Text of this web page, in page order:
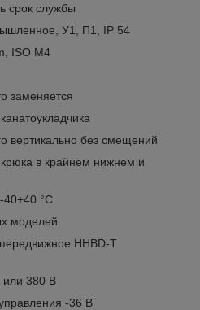
срок службы
У1, П1, IP 54
ISO M4
заменяется
вертикально без смещений
в крайнем нижнем и
°C
моделей
HHBD-Т
или 380 В
-36 В